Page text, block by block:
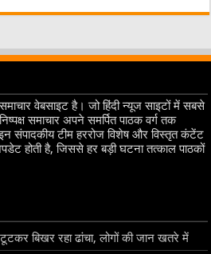
वेबसाइट है। जो हिंदी न्यूज साइटों में सबसे
समाचार अपने समर्पित पाठक वर्ग तक
संपादकीय टीम हररोज विशेष और विस्तृत कंटेंट
होती है, जिससे हर बड़ी घटना तत्काल पाठकों
बिखर रहा ढांचा, लोगों की जान खतरे में